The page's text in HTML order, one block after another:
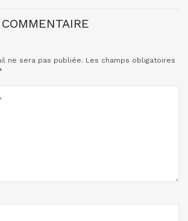
ne sera pas publiée. Les champs obligatoires